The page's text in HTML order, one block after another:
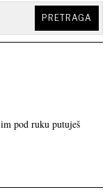
PRETRAGA
pod ruku putuješ